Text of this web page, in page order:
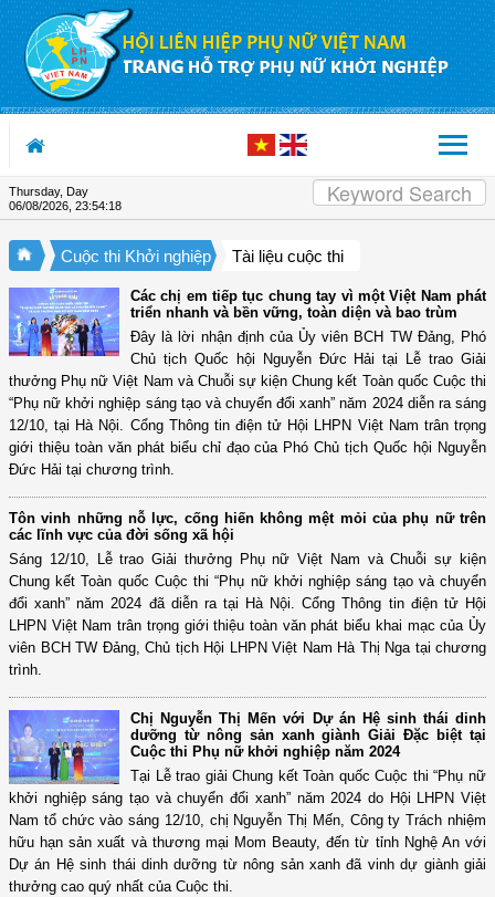
Skip to Content
Thursday, Day
06/08/2026 23:54:20
Cuộc thi Khởi nghiệp Tài liệu cuộc thi
Các chị em tiếp tục chung tay vì một Việt Nam phát
triển nhanh và bền vững, toàn diện và bao trùm
Đây là lời nhận định của Ủy viên BCH TW Đảng, Phó
Chủ tịch Quốc hội Nguyễn Đức Hải tại Lễ trao Giải
thưởng Phụ nữ Việt Nam và Chuỗi sự kiện Chung kết Toàn quốc Cuộc thi
“Phụ nữ khởi nghiệp sáng tạo và chuyển đổi xanh” năm 2024 diễn ra sáng
12/10, tại Hà Nội. Cổng Thông tin điện tử Hội LHPN Việt Nam trân trọng
giới thiệu toàn văn phát biểu chỉ đạo của Phó Chủ tịch Quốc hội Nguyễn
Đức Hải tại chương trình.
Tôn vinh những nỗ lực, cống hiến không mệt mỏi của phụ nữ trên
các lĩnh vực của đời sống xã hội
Sáng 12/10, Lễ trao Giải thưởng Phụ nữ Việt Nam và Chuỗi sự kiện
Chung kết Toàn quốc Cuộc thi “Phụ nữ khởi nghiệp sáng tạo và chuyển
đổi xanh” năm 2024 đã diễn ra tại Hà Nội. Cổng Thông tin điện tử Hội
LHPN Việt Nam trân trọng giới thiệu toàn văn phát biểu khai mạc của Ủy
viên BCH TW Đảng, Chủ tịch Hội LHPN Việt Nam Hà Thị Nga tại chương
trình.
Chị Nguyễn Thị Mến với Dự án Hệ sinh thái dinh
dưỡng từ nông sản xanh giành Giải Đặc biệt tại
Cuộc thi Phụ nữ khởi nghiệp năm 2024
Tại Lễ trao giải Chung kết Toàn quốc Cuộc thi “Phụ nữ
khởi nghiệp sáng tạo và chuyển đổi xanh” năm 2024 do Hội LHPN Việt
Nam tổ chức vào sáng 12/10, chị Nguyễn Thị Mến, Công ty Trách nhiệm
hữu hạn sản xuất và thương mại Mom Beauty, đến từ tỉnh Nghệ An với
Dự án Hệ sinh thái dinh dưỡng từ nông sản xanh đã vinh dự giành giải
thưởng cao quý nhất của Cuộc thi.